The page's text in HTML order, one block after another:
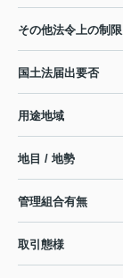
その他法令上の制限
国土法届出要否
用途地域
地目 / 地勢
管理組合有無
取引態様